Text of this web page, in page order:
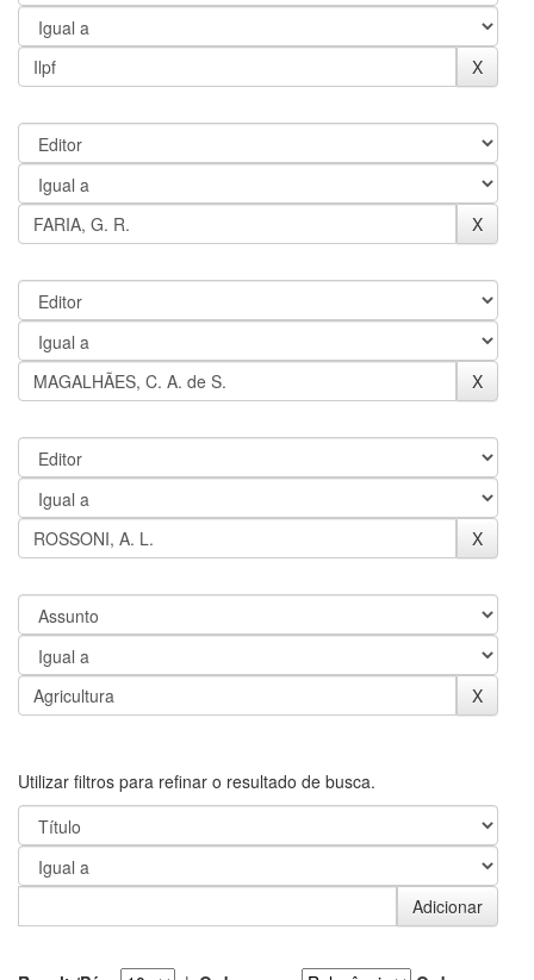
Utilizar filtros para refinar o resultado de busca.